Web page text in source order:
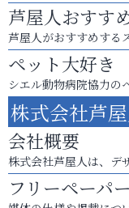
芦屋人おすす
芦屋人がおすすめする
ペット大好き
シエル動物病院協力の
株式会社芦
会社概要
株式会社芦屋人は、デ
フリーペーパ